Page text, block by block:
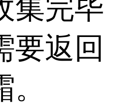
集完毕
要返回